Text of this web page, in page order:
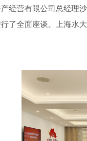
经营有限公司总经
了全面座谈。上海水